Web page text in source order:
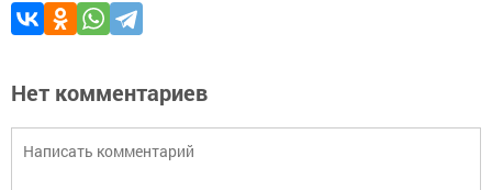
Нет комментариев